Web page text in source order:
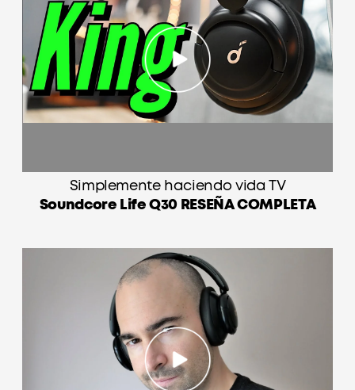
auriculares Q30, integradas en cuero suave, le
brindan comodidad flexible mientras trabaja o
escucha música.
Certificado TCO:para una mejor sostenibilidad.
Nota: ANC no es compatible con una conexión
de cable AUX.
Simplemente haciendo vida TV
Soundcore Life Q30 RESEÑA COMPLETA